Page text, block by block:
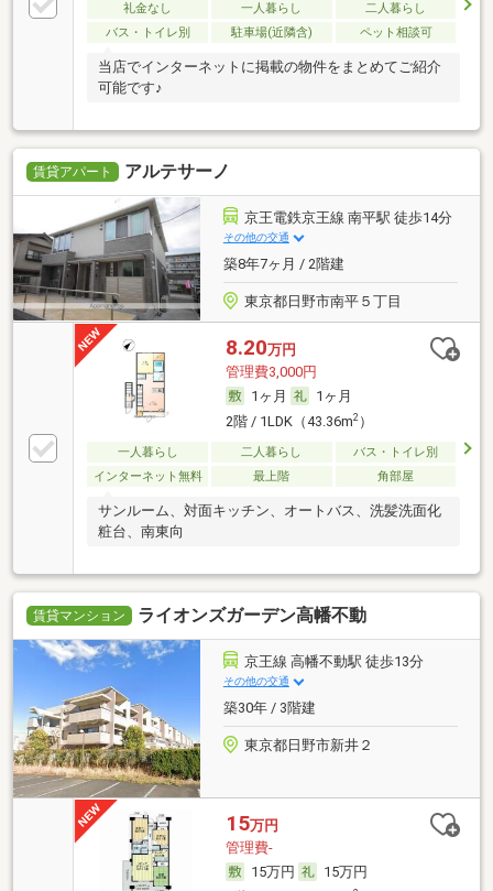
礼金なし 一人暮らし
二人暮らし
バス・トイレ別
駐車場(近隣含) ペット相談可
当店でインターネットに掲載の物件をまとめてご紹介
可能です♪
賃貸アパート アルテサーノ
京王電鉄京王線 南平駅 徒歩14分
その他の交通
築8年7ヶ月 / 2階建
東京都日野市南平５丁目
8.20万円
管理費3,000円
1ヶ月
1ヶ月
2階 / 1LDK（43.36m2）
一人暮らし 二人暮らし
バス・トイレ別
インターネット無料
最上階 角部屋
サンルーム、対面キッチン、オートバス、洗髪洗面化
粧台、南東向
賃貸マンション ライオンズガーデン高幡不動
京王線 高幡不動駅 徒歩13分
その他の交通
築30年 / 3階建
東京都日野市新井２
15万円
管理費-
15万円
15万円